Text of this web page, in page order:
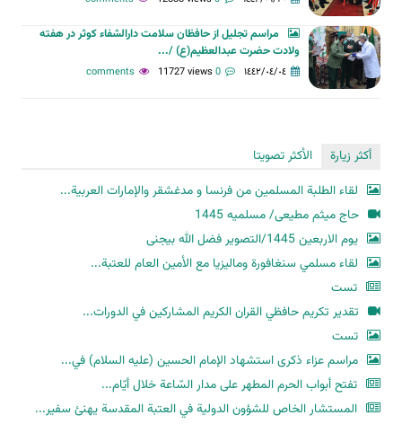
مراسم تجلیل از حافظان سلامت دارالشفاء کوثر در هفته
ولادت حضرت عبدالعظیم(ع) /...
١٤٤٢/٠٤/٠٤ 0 comments
11727 views
أكثر زيارة
الأكثر تصويتا
لقاء الطلبة المسلمين من فرنسا و مدغشقر والإمارات العربية...
حاج میثم مطیعی/ مسلمیه 1445
یوم الاربعین 1445/التصویر فضل الله بیجنی
لقاء مسلمي سنغافورة وماليزيا مع الأمين العام للعتبة...
تست
تقدير تكريم حافظي القران الكريم المشاركين في الدورات...
تست
مراسم عزاء ذكرى استشهاد الإمام الحسين (عليه السلام) في...
تفتح أبواب الحرم المطهر على مدار السّاعة خلال أيّام...
المستشار الخاص للشؤون الدولية في العتبة المقدسة يهنئ سفير...